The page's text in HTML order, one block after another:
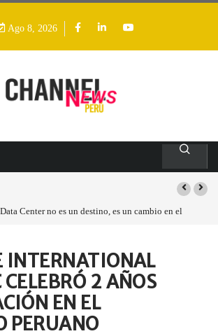
Ago 8, 2026
Center no es un destino, es un cambio en el
PERÚ…
INTERNATIONAL
CELEBRÓ 2 AÑOS
EN EL
PERUANO